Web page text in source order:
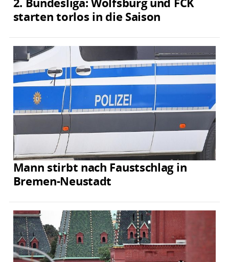
starten torlos in die Saison
Mann stirbt nach Faustschlag in
Bremen-Neustadt